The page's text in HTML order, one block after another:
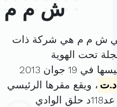
ش م م
ش م م هي شركة ذات
تحت الهوية
. تم تأسيسها في 19 جوان 2013
، ويقع مقرها الرئيسي
في شارع الحبيب بورقيبة عد118د حلق الوادي